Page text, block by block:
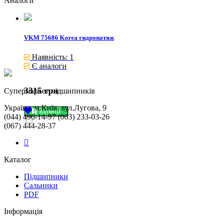
VKM 75686 Korea гидронатяж
Наявність: 1
Є аналоги
3315 грн
Купити
Cупермаркет підшипників
Україна, м.Київ, вул.Лугова, 9
(044) 496-14-97 (063) 233-03-26
(067) 444-28-37
Каталог
Підшипники
Сальники
PDF
Інформація